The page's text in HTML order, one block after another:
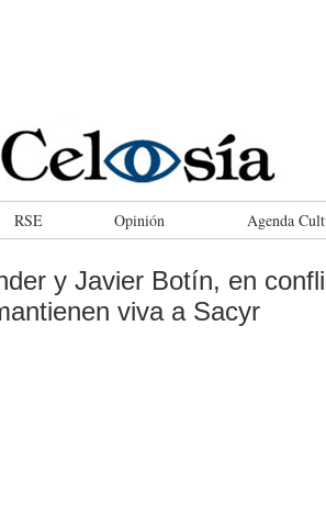
RSE Opinión Agenda
y Javier Botín, en
viva a Sacyr